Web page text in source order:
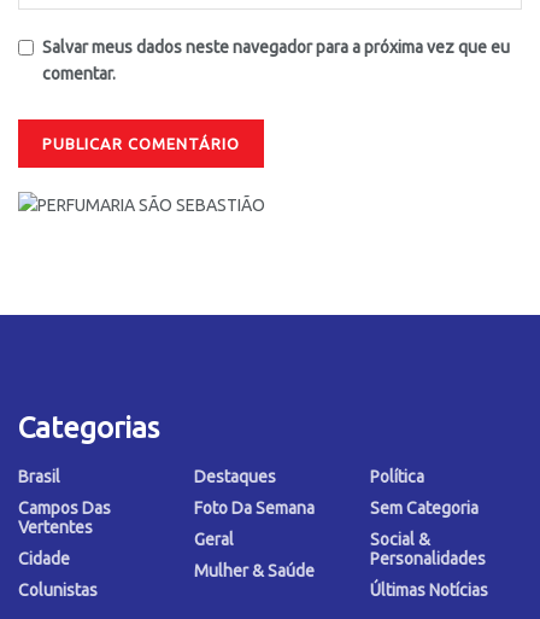
Salvar meus dados neste navegador para a próxima vez que eu
comentar.
Categorias
Brasil
Campos Das
Vertentes
Cidade
Colunistas
Destaques
Foto Da Semana
Geral
Mulher & Saúde
Política
Sem Categoria
Social &
Personalidades
Últimas Notícias